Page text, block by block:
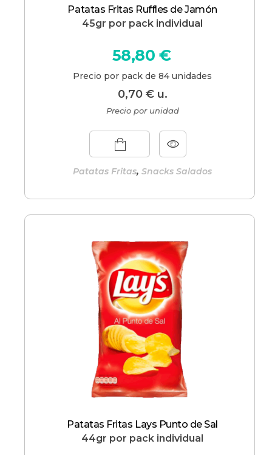
Patatas Fritas Ruffles de Jamón
45gr por pack individual
0,70 €u.
58,80 €
Precio por pack de 84 unidades
Patatas Fritas,Snacks Salados
Precio por unidad
Patatas Fritas Lays Punto de Sal
44gr por pack individual